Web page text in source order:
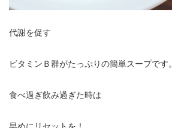
代謝を促す
ビタミンＢ群がたっぷりの簡単スープです。
食べ過ぎ飲み過ぎた時は